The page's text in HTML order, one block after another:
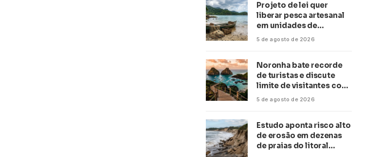
Projeto de lei quer
liberar pesca artesanal
em unidades de
conservação
5 de agosto de 2026
Noronha bate recorde
de turistas e discute
limite de visitantes com
a Anac
5 de agosto de 2026
Estudo aponta risco alto
de erosão em dezenas
de praias do litoral